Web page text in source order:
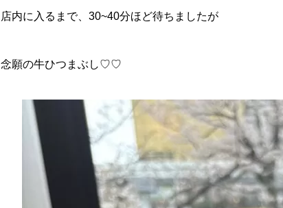
店内に入るまで、30~40分ほど待ちましたが
念願の牛ひつまぶし♡♡